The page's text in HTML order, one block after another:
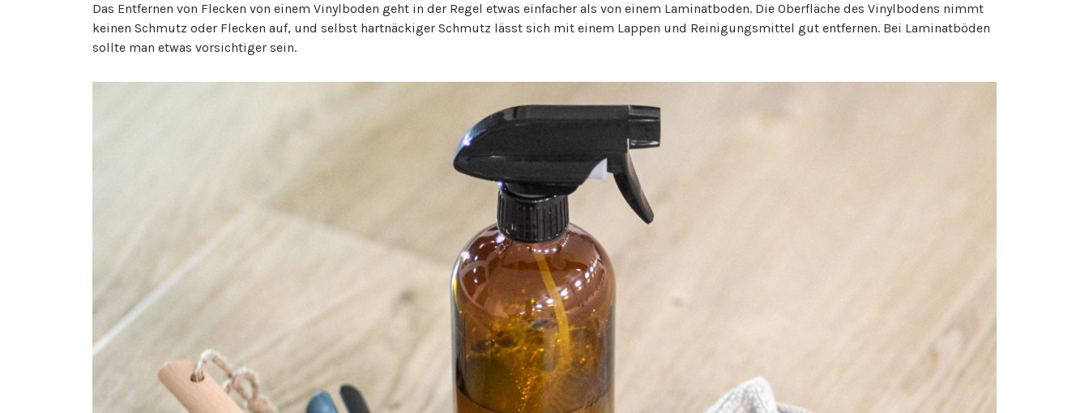
Das Entfernen von Flecken von einem Vinylboden geht in der Regel etwas einfacher als von einem Laminatboden. Die Oberfläche des Vinylbodens nimmt
keinen Schmutz oder Flecken auf, und selbst hartnäckiger Schmutz lässt sich mit einem Lappen und Reinigungsmittel gut entfernen. Bei Laminatböden
sollte man etwas vorsichtiger sein.